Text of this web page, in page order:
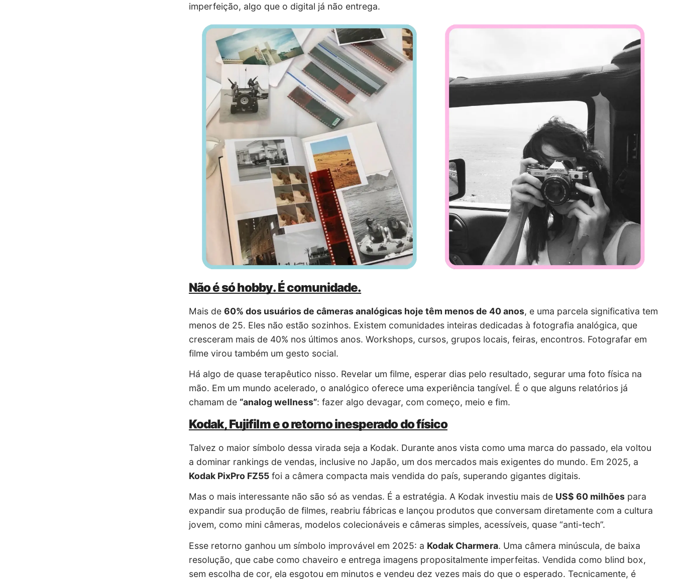
imperfeição, algo que o digital já não entrega.
Não é só hobby. É comunidade.
Mais de 60% dos usuários de câmeras analógicas hoje têm menos de 40 anos, e uma parcela significativa tem
menos de 25. Eles não estão sozinhos. Existem comunidades inteiras dedicadas à fotografia analógica, que
cresceram mais de 40% nos últimos anos. Workshops, cursos, grupos locais, feiras, encontros. Fotografar em
filme virou também um gesto social.
Há algo de quase terapêutico nisso. Revelar um filme, esperar dias pelo resultado, segurar uma foto física na
mão. Em um mundo acelerado, o analógico oferece uma experiência tangível. É o que alguns relatórios já
chamam de “analog wellness”: fazer algo devagar, com começo, meio e fim.
Kodak, Fujifilm e o retorno inesperado do físico
Talvez o maior símbolo dessa virada seja a Kodak. Durante anos vista como uma marca do passado, ela voltou
a dominar rankings de vendas, inclusive no Japão, um dos mercados mais exigentes do mundo. Em 2025, a
Kodak PixPro FZ55foi a câmera compacta mais vendida do país, superando gigantes digitais.
Mas o mais interessante não são só as vendas. É a estratégia. A Kodak investiu mais de US$ 60 milhõespara
expandir sua produção de filmes, reabriu fábricas e lançou produtos que conversam diretamente com a cultura
jovem, como mini câmeras, modelos colecionáveis e câmeras simples, acessíveis, quase “anti-tech”.
Esse retorno ganhou um símbolo improvável em 2025: a Kodak Charmera. Uma câmera minúscula, de baixa
resolução, que cabe como chaveiro e entrega imagens propositalmente imperfeitas. Vendida como blind box,
sem escolha de cor, ela esgotou em minutos e vendeu dez vezes mais do que o esperado. Tecnicamente, é